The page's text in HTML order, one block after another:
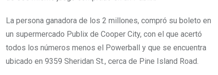
La persona ganadora de los 2 millones, compró su boleto en
un supermercado Publix de Cooper City, con el que acertó
todos los números menos el Powerball y que se encuentra
ubicado en 9359 Sheridan St., cerca de Pine Island Road.